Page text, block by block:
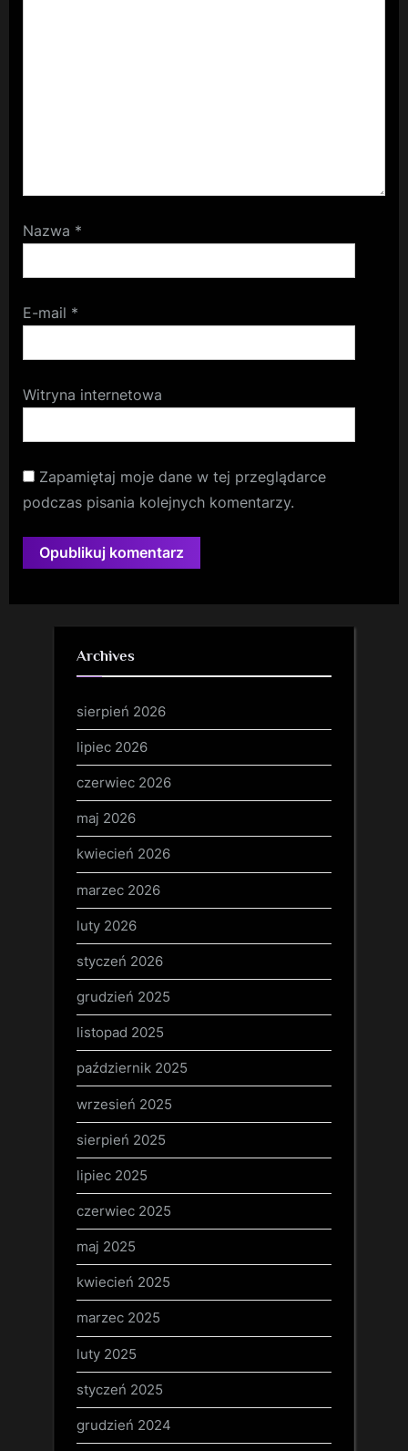
Nazwa *
E-mail *
Witryna internetowa
Zapamiętaj moje dane w tej przeglądarce
podczas pisania kolejnych komentarzy.
Archives
sierpień 2026
lipiec 2026
czerwiec 2026
maj 2026
kwiecień 2026
marzec 2026
luty 2026
styczeń 2026
grudzień 2025
listopad 2025
październik 2025
wrzesień 2025
sierpień 2025
lipiec 2025
czerwiec 2025
maj 2025
kwiecień 2025
marzec 2025
luty 2025
styczeń 2025
grudzień 2024